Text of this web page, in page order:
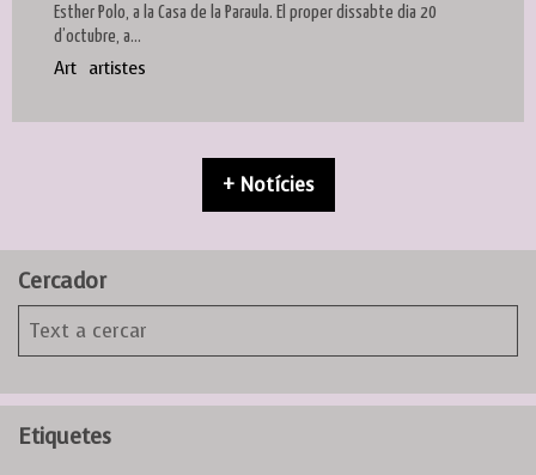
Esther Polo, a la Casa de la Paraula. El proper dissabte dia 20
d’octubre, a...
Art artistes
+ Notícies
Cercador
Etiquetes